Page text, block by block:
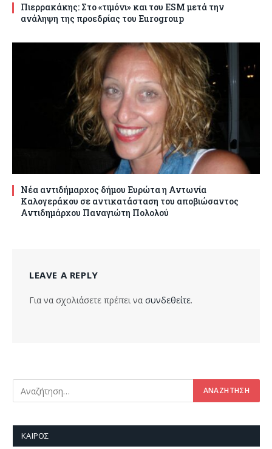
Πιερρακάκης: Στο «τιμόνι» και του ESM μετά την
ανάληψη της προεδρίας του Eurogroup
Νέα αντιδήμαρχος δήμου Ευρώτα η Αντωνία
Καλογεράκου σε αντικατάσταση του αποβιώσαντος
Αντιδημάρχου Παναγιώτη Πολολού
LEAVE A REPLY
Για να σχολιάσετε πρέπει να συνδεθείτε.
ΚΑΙΡΌΣ